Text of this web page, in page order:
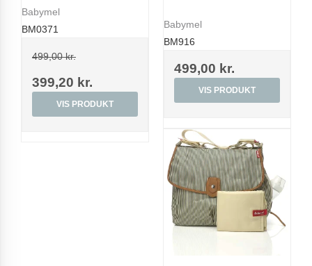
Babymel
BM0371
499,00 kr.
399,20 kr.
VIS PRODUKT
Babymel
BM916
499,00 kr.
VIS PRODUKT